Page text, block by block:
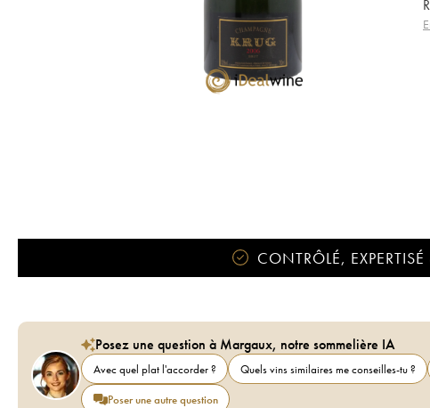
CONTRÔLÉ,
Posez une question à Margaux, notre sommelière IA
Avec quel plat l'accorder ? Quels vins similaires me conseilles-tu ?
Poser une autre question